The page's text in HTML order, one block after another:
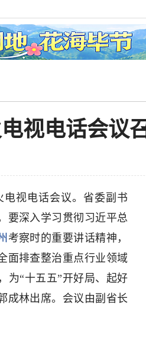
视电话会议
视电话会议。省委副书
要深入学习贯彻习近平总
考察时的重要讲话精神，
面排查整治重点行业领域
为“十五五”开好局、起好
成林出席。会议由副省长